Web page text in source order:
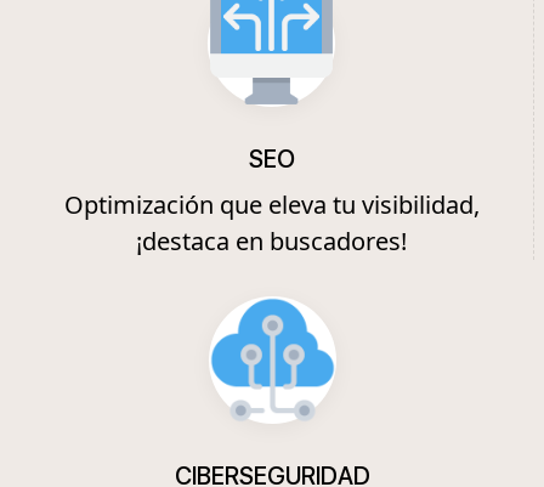
SEO
Optimización que eleva tu visibilidad,
¡destaca en buscadores!
CIBERSEGURIDAD